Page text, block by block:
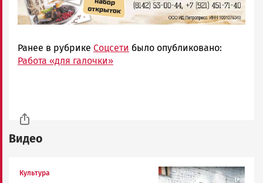
Ранее в рубрике Соцсети было опубликовано:
Работа «для галочки»
Видео
Культура Image